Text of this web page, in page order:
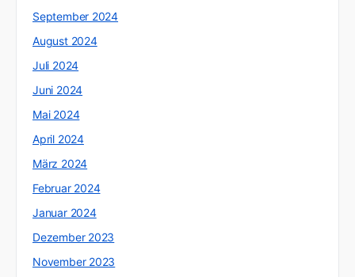
September 2024
August 2024
Juli 2024
Juni 2024
Mai 2024
April 2024
März 2024
Februar 2024
Januar 2024
Dezember 2023
November 2023